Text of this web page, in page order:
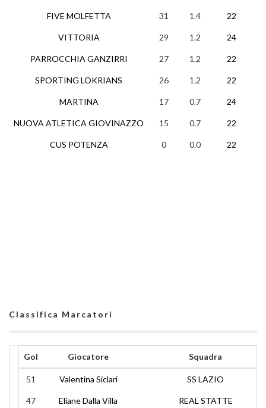
FIVE MOLFETTA
VITTORIA
PARROCCHIA GANZIRRI
SPORTING LOKRIANS
MARTINA
NUOVA ATLETICA GIOVINAZZO
CUS POTENZA
31 1.4 22
29 1.2 24
27 1.2 22
26 1.2 22
17 0.7 24
15 0.7 22
0 0.0 22
Classifica Marcatori
Gol Giocatore Squadra
51 Valentina Siclari SS LAZIO
47 Eliane Dalla Villa REAL STATTE